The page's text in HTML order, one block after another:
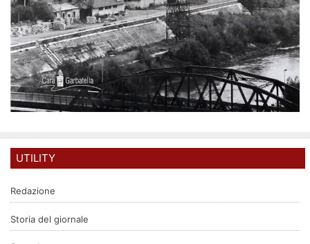
UTILITY
Redazione
Storia del giornale